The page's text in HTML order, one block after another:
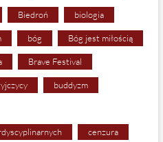
Biedroń biologia
bóg Bóg jest miłością
Brave Festival
buddyzm
cenzura